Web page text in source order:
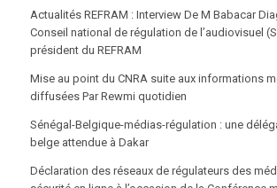
Actualités REFRAM : Interview De M Babacar
Conseil national de régulation de l’audiovisuel
président du REFRAM
Mise au point du CNRA suite aux informations
diffusées Par Rewmi quotidien
Sénégal-Belgique-médias-régulation : une
belge attendue à Dakar
Déclaration des réseaux de régulateurs des